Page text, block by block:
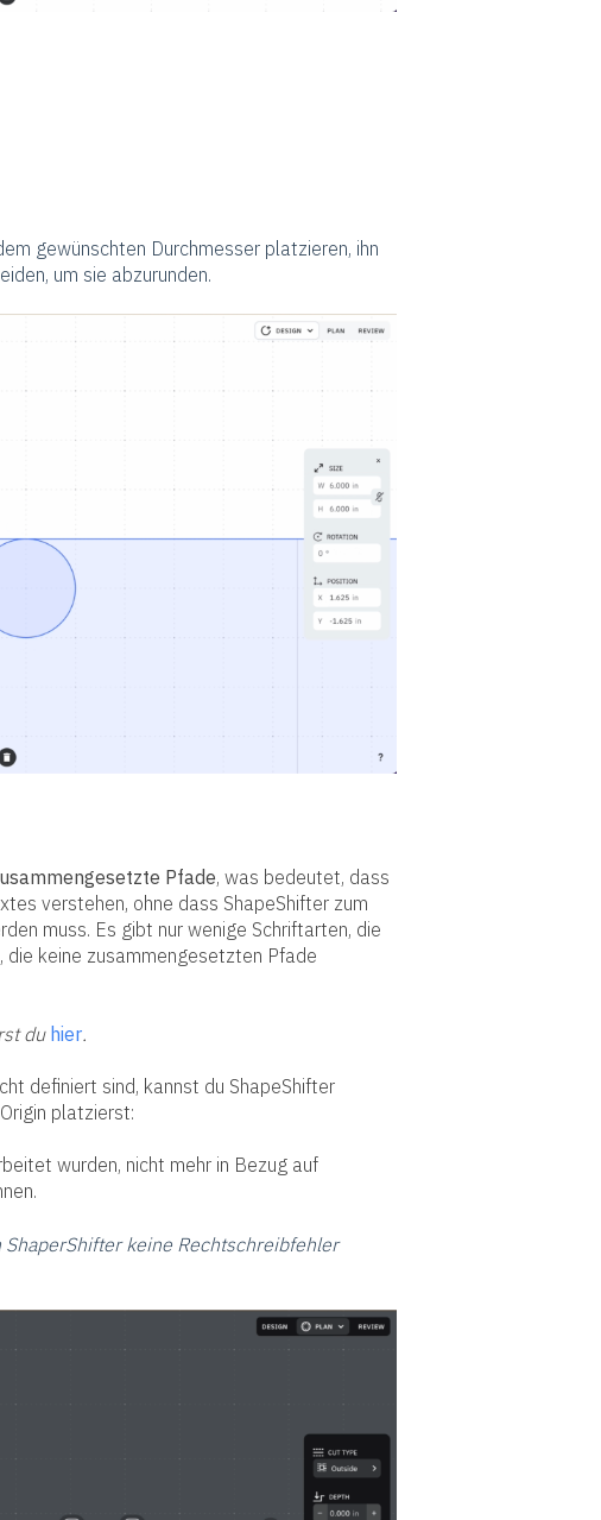
gewünschten Durchmesser platzieren, ihn
um sie abzurunden.
Pfade, was bedeutet, dass
verstehen, ohne dass ShapeShifter zum
muss. Es gibt nur wenige Schriftarten, die
keine zusammengesetzten Pfade
du hier.
definiert sind, kannst du ShapeShifter
platzierst:
wurden, nicht mehr in Bezug auf
keine Rechtschreibfehler